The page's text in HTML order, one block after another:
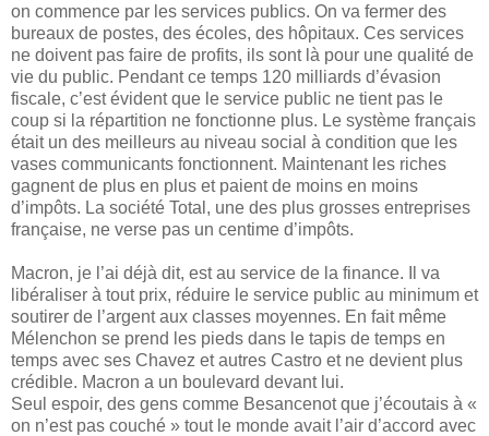
on commence par les services publics. On va fermer des
bureaux de postes, des écoles, des hôpitaux. Ces services
ne doivent pas faire de profits, ils sont là pour une qualité de
vie du public. Pendant ce temps 120 milliards d’évasion
fiscale, c’est évident que le service public ne tient pas le
coup si la répartition ne fonctionne plus. Le système français
était un des meilleurs au niveau social à condition que les
vases communicants fonctionnent. Maintenant les riches
gagnent de plus en plus et paient de moins en moins
d’impôts. La société Total, une des plus grosses entreprises
française, ne verse pas un centime d’impôts.
Macron, je l’ai déjà dit, est au service de la finance. Il va
libéraliser à tout prix, réduire le service public au minimum et
soutirer de l’argent aux classes moyennes. En fait même
Mélenchon se prend les pieds dans le tapis de temps en
temps avec ses Chavez et autres Castro et ne devient plus
crédible. Macron a un boulevard devant lui.
Seul espoir, des gens comme Besancenot que j’écoutais à «
on n’est pas couché » tout le monde avait l’air d’accord avec